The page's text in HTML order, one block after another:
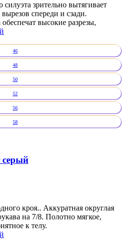
зрительно вытягивает
спереди и сзади.
высокие разрезы,
46
48
50
52
56
58
серый
кроя.. Аккуратная округлая
на 7/8. Полотно мягкое,
к телу.